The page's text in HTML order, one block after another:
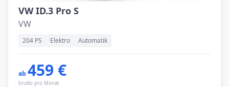
VW ID.3 Pro S
VW
204 PS Elektro Automatik
ab 459 €
brutto pro Monat